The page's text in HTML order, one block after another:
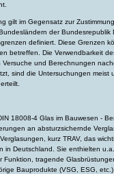
gilt im Gegensatz zur
der
definiert. Diese Grenzen
betreffen. Die Verwendbarkeit
Versuche und Berechnungen
sind die Untersuchungen meist
18008-4 Glas im Bauwesen -
an absturzsichernde
kurz TRAV, das
in Deutschland. Sie enthielten
Funktion, tragende
Bauprodukte (VSG, ESG,